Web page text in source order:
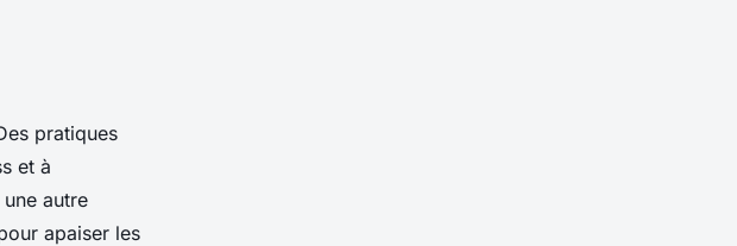
pratiques
et à
une autre
apaiser les